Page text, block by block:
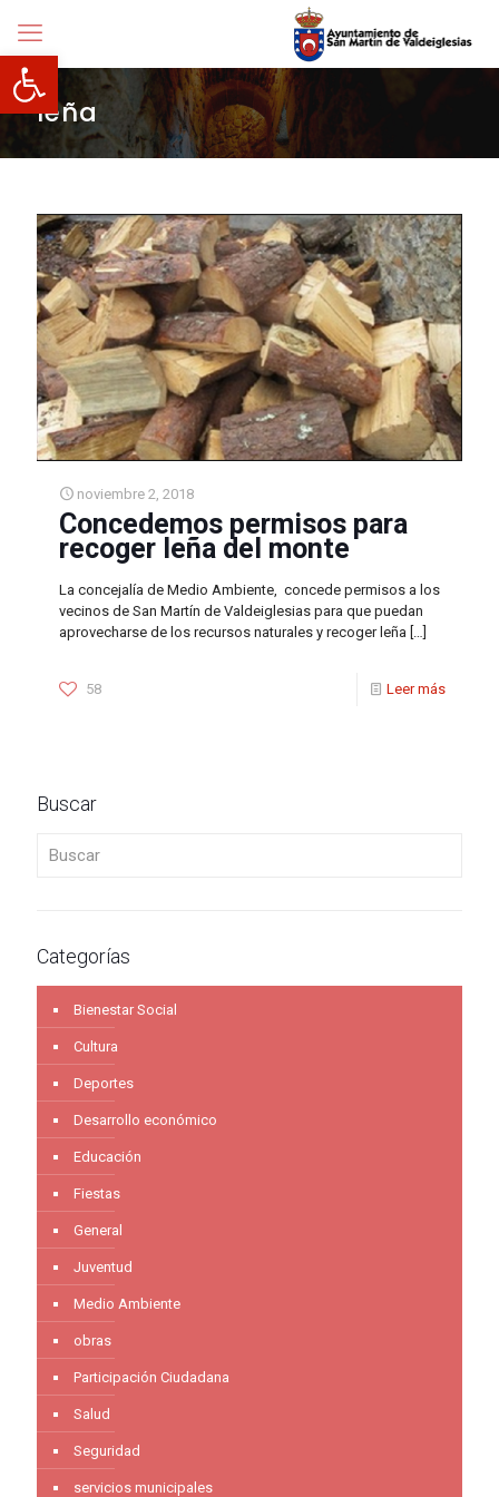
Abrir barra de herramientas
leña
noviembre 2, 2018
Concedemos permisos para
recoger leña del monte
La concejalía de Medio Ambiente, concede permisos a los
vecinos de San Martín de Valdeiglesias para que puedan
aprovecharse de los recursos naturales y recoger leña […]
58 Leer más
Buscar
Categorías
Bienestar Social
Cultura
Deportes
Desarrollo económico
Educación
Fiestas
General
Juventud
Medio Ambiente
obras
Participación Ciudadana
Salud
Seguridad
servicios municipales